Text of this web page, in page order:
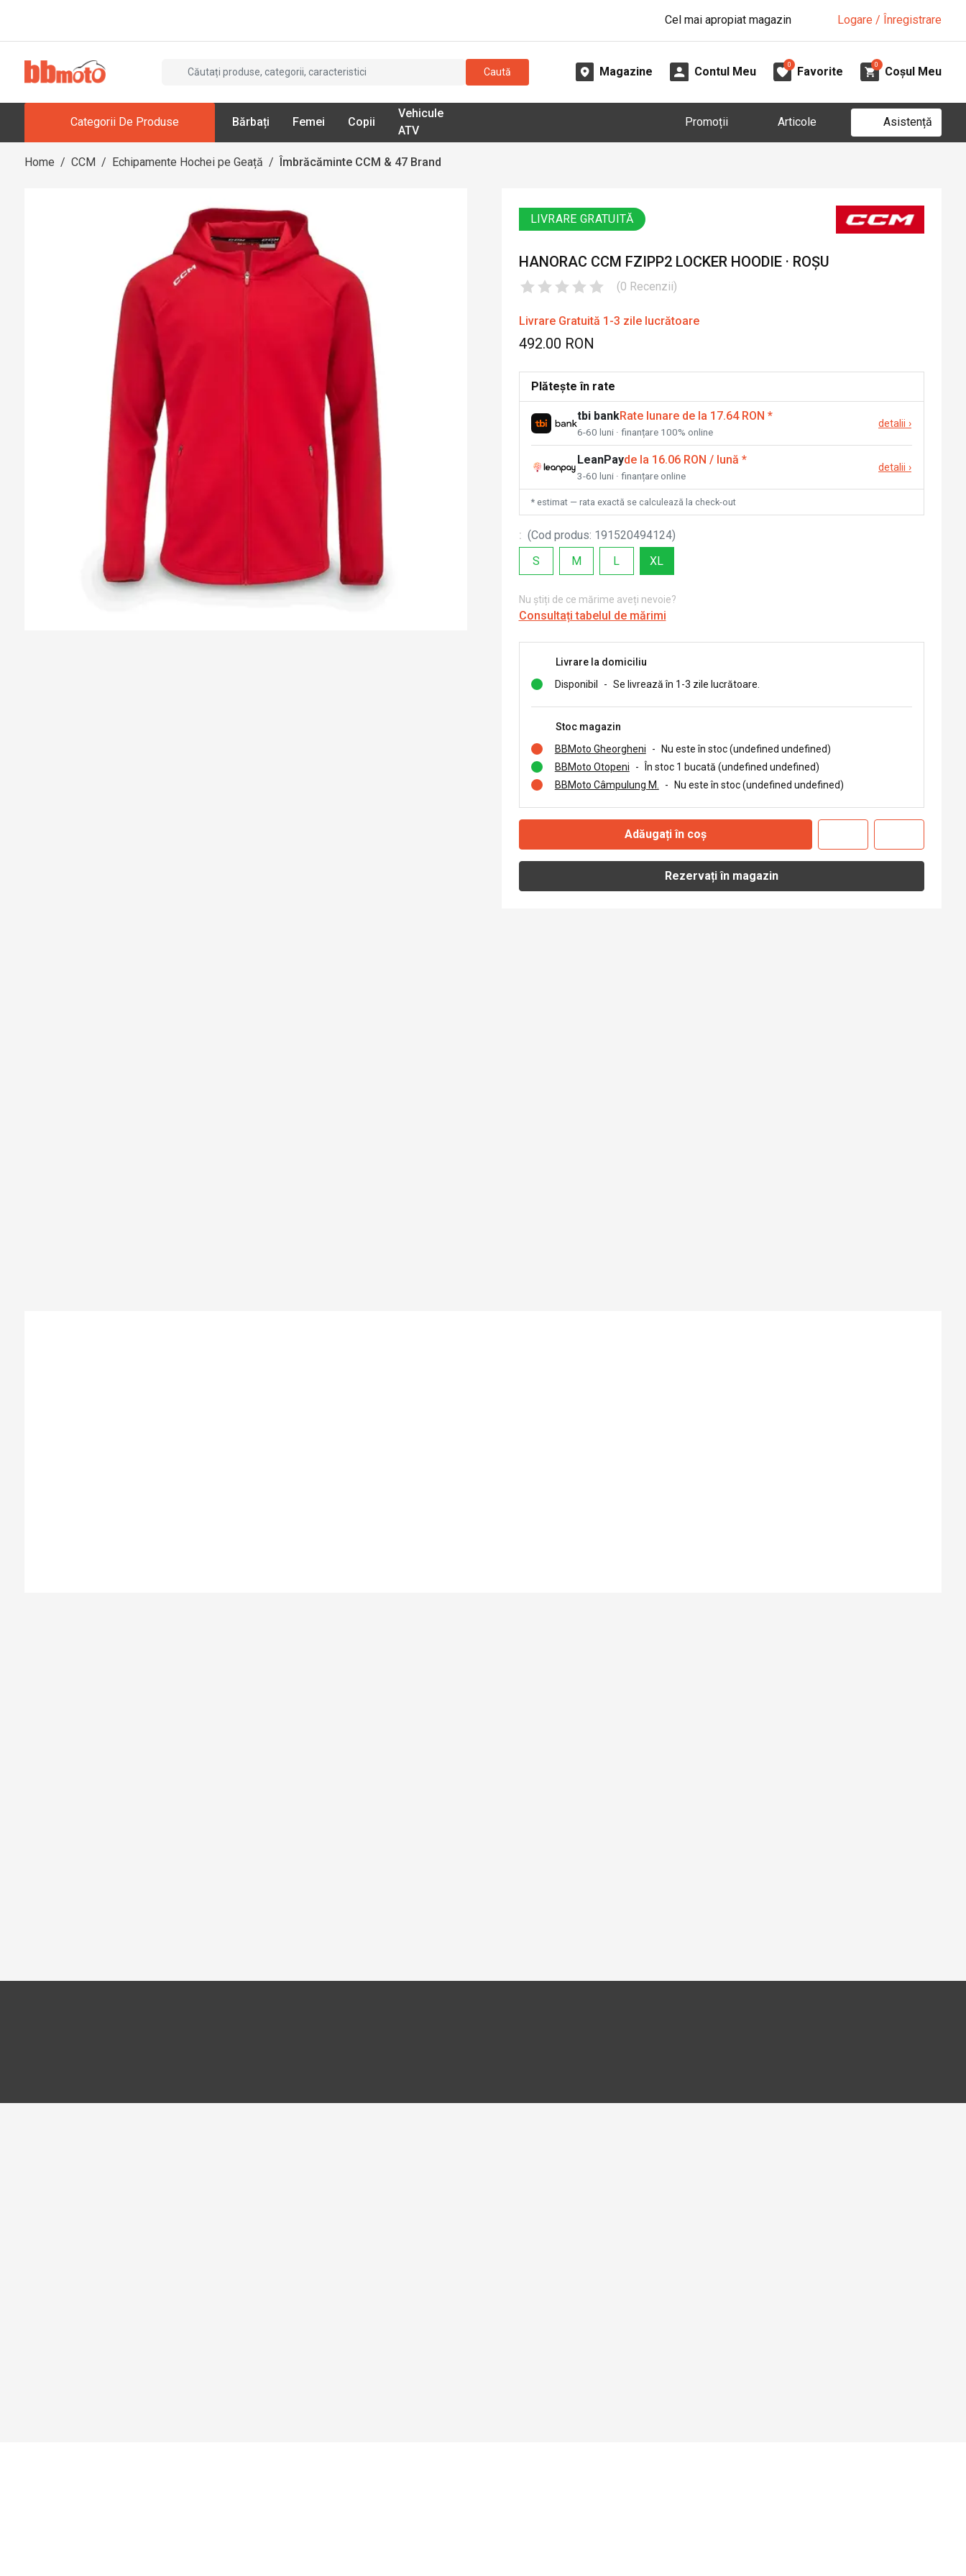
Cel mai apropiat magazin Logare / Înregistrare
Caută Magazine Contul Meu
0
Favorite
0
Coșul Meu
Categorii De Produse Bărbați Femei Copii
Vehicule
ATV
Promoții Articole Asistență
Home / CCM / Echipamente Hochei pe Geață / Îmbrăcăminte CCM & 47 Brand
LIVRARE GRATUITĂ
HANORAC CCM FZIPP2 LOCKER HOODIE · ROȘU
(0 Recenzii)
Livrare Gratuită 1-3 zile lucrătoare
492.00 RON
Plătește în rate
tbi bankRate lunare de la 17.64 RON *
6-60 luni · finanțare 100% online
detalii ›
LeanPayde la 16.06 RON / lună *
3-60 luni · finanțare online
detalii ›
* estimat — rata exactă se calculează la check-out
: (Cod produs: 191520494124)
S
M L XL
Nu știți de ce mărime aveți nevoie?
Consultați tabelul de mărimi
Livrare la domiciliu
Disponibil
- Se livrează în 1-3 zile lucrătoare.
Stoc magazin
BBMoto Gheorgheni
-
Nu este în stoc (undefined undefined)
BBMoto Otopeni
-
În stoc 1 bucată (undefined undefined)
BBMoto Câmpulung M.
- Nu este în stoc (undefined undefined)
Adăugați în coș
Rezervați în magazin